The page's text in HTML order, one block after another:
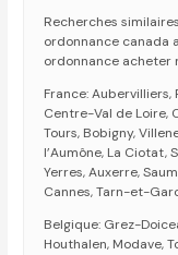
Recherches
ordonnance canada
ordonnance acheter
France: Aubervilliers,
Centre-Val de Loire,
Tours, Bobigny,
l’Aumône, La Ciotat,
Yerres, Auxerre,
Cannes, Tarn-et-
Belgique: Grez-
Houthalen, Modave,